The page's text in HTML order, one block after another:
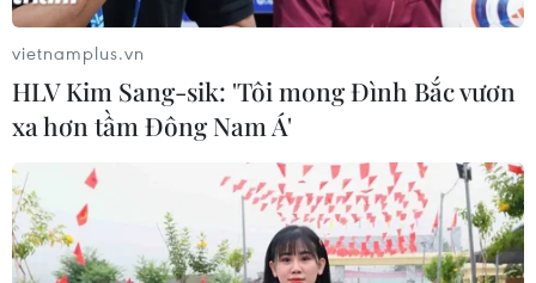
thời gian tới.
vietnamplus.vn
HLV Kim Sang-sik: 'Tôi mong Đình Bắc vươn
xa hơn tầm Đông Nam Á'